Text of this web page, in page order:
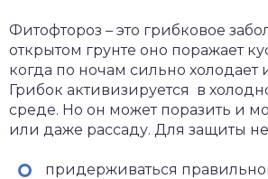
Фитофтороз – это грибковое
открытом грунте оно поражает
когда по ночам сильно холодает
Грибок активизируется в
среде. Но он может поразить и
или даже рассаду. Для защиты
придерживаться